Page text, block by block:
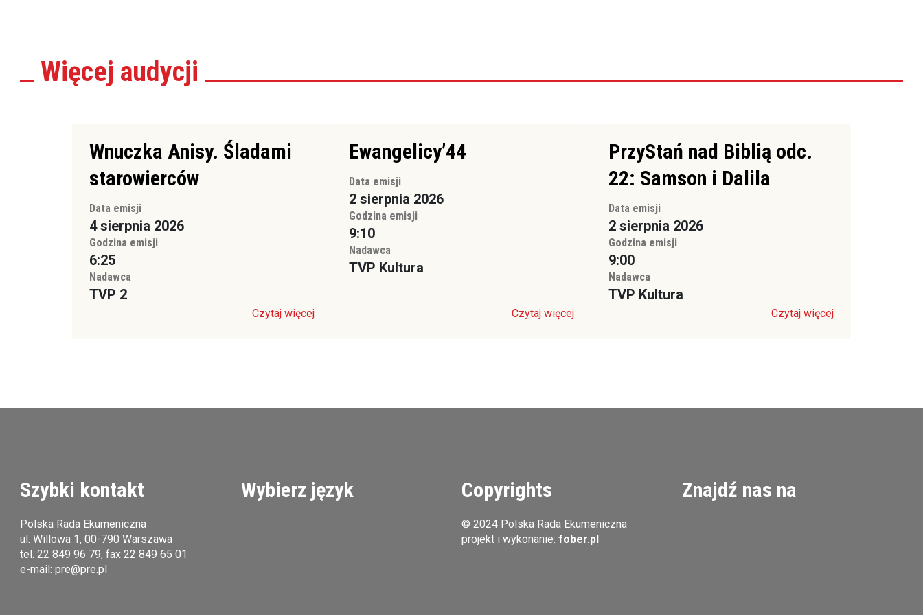
Więcej audycji
Wnuczka Anisy. Śladami
starowierców
Data emisji
4 sierpnia 2026
Godzina emisji
6:25
Nadawca
TVP 2
Czytaj więcej
Ewangelicy’44
Data emisji
2 sierpnia 2026
Godzina emisji
9:10
Nadawca
TVP Kultura
Czytaj więcej
PrzyStań nad Biblią odc.
22: Samson i Dalila
Data emisji
2 sierpnia 2026
Godzina emisji
9:00
Nadawca
TVP Kultura
Czytaj więcej
Szybki kontakt
Polska Rada Ekumeniczna
ul. Willowa 1, 00-790 Warszawa
tel.22 849 96 79, fax 22 849 65 01
e-mail:pre@pre.pl
Wybierz język Copyrights
© 2024 Polska Rada Ekumeniczna
projekt i wykonanie: fober.pl
Znajdź nas na